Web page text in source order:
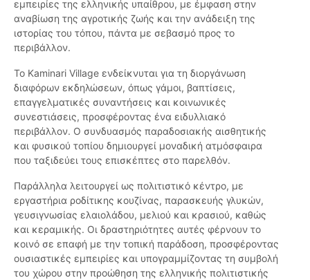
εμπειρίες της ελληνικής υπαίθρου, με έμφαση στην
αναβίωση της αγροτικής ζωής και την ανάδειξη της
ιστορίας του τόπου, πάντα με σεβασμό προς το
περιβάλλον.
Το Kaminari Village ενδείκνυται για τη διοργάνωση
διαφόρων εκδηλώσεων, όπως γάμοι, βαπτίσεις,
επαγγελματικές συναντήσεις και κοινωνικές
συνεστιάσεις, προσφέροντας ένα ειδυλλιακό
περιβάλλον. Ο συνδυασμός παραδοσιακής αισθητικής
και φυσικού τοπίου δημιουργεί μοναδική ατμόσφαιρα
που ταξιδεύει τους επισκέπτες στο παρελθόν.
Παράλληλα λειτουργεί ως πολιτιστικό κέντρο, με
εργαστήρια ροδίτικης κουζίνας, παρασκευής γλυκών,
γευσιγνωσίας ελαιολάδου, μελιού και κρασιού, καθώς
και κεραμικής. Οι δραστηριότητες αυτές φέρνουν το
κοινό σε επαφή με την τοπική παράδοση, προσφέροντας
ουσιαστικές εμπειρίες και υπογραμμίζοντας τη συμβολή
του χώρου στην προώθηση της ελληνικής πολιτιστικής